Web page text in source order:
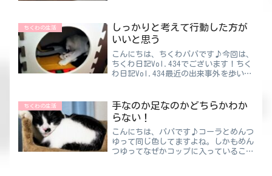
す 笑たしかに...
ちくわの生活
しっかりと考えて行動した方が
いいと思う
こんにちは、ちくわパパです♪今回は、
ちくわ日記Vol.434でございます！ちく
わ日記Vol.434最近の出来事外を歩いて
いないなら、もうあまり意味はないのか
なって思うけ...
ちくわの生活
手なのか足なのかどちらかわか
らない！
こんにちは、パパです♪コーラとめんつ
ゆって同じ色してますよね。しかもめん
つゆってなぜかコップに入っていること